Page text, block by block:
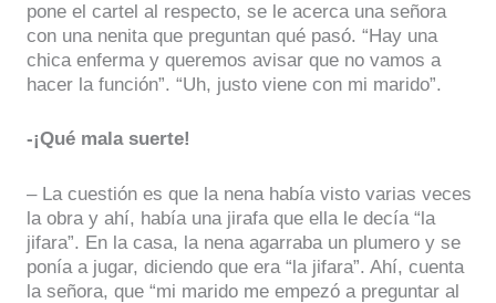
pone el cartel al respecto, se le acerca una señora
con una nenita que preguntan qué pasó. “Hay una
chica enferma y queremos avisar que no vamos a
hacer la función”. “Uh, justo viene con mi marido”.
-¡Qué mala suerte!
– La cuestión es que la nena había visto varias veces
la obra y ahí, había una jirafa que ella le decía “la
jifara”. En la casa, la nena agarraba un plumero y se
ponía a jugar, diciendo que era “la jifara”. Ahí, cuenta
la señora, que “mi marido me empezó a preguntar al